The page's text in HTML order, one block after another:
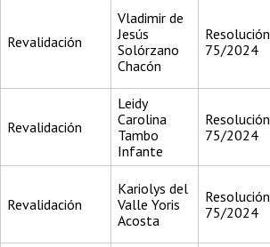
Revalidación
Vladimir de
Jesús
Solórzano
Chacón
Resolución
75/2024
Revalidación
Leidy
Carolina
Tambo
Infante
Resolución
75/2024
Revalidación
Kariolys del
Valle Yoris
Acosta
Resolución
75/2024